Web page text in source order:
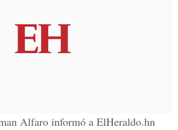
Alfaro informó a ElHeraldo.hn